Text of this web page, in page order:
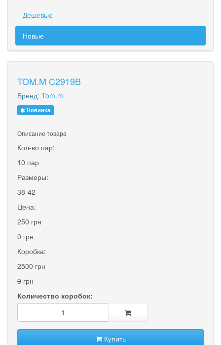
Дешевые
Новые
TOM.M C2919B
Бренд: Tom.m
Новинка
Описание товара
Кол-во пар:
10 пар
Размеры:
38-42
Цена:
250 грн
0 грн
Коробка:
2500 грн
0 грн
Количество коробок:
Купить